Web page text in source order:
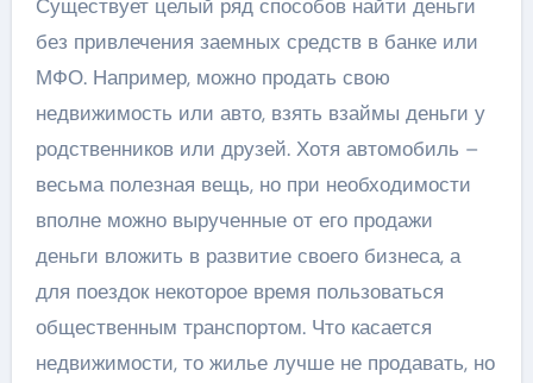
Существует целый ряд способов найти деньги
без привлечения заемных средств в банке или
МФО. Например, можно продать свою
недвижимость или авто, взять взаймы деньги у
родственников или друзей. Хотя автомобиль –
весьма полезная вещь, но при необходимости
вполне можно вырученные от его продажи
деньги вложить в развитие своего бизнеса, а
для поездок некоторое время пользоваться
общественным транспортом. Что касается
недвижимости, то жилье лучше не продавать, но